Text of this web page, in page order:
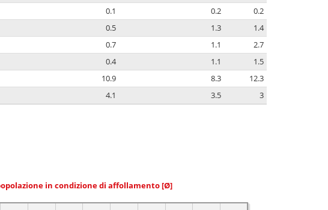
0.1 0.2
0.2
0.5 1.3
1.4
0.7 1.1
2.7
0.4 1.1
1.5
10.9 8.3
12.3
4.1 3.5 3
in condizione di affollamento [Ø]